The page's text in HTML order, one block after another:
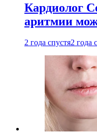
Кардиолог
аритмии
2 года спустя2 года